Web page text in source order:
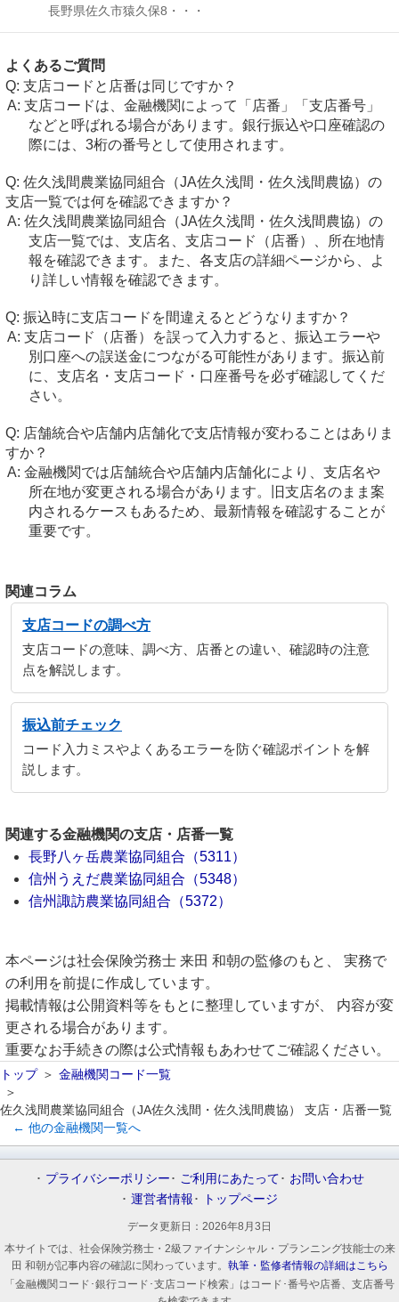
長野県佐久市猿久保8・・・
よくあるご質問
支店コードと店番は同じですか？
支店コードは、金融機関によって「店番」「支店番号」
などと呼ばれる場合があります。銀行振込や口座確認の
際には、3桁の番号として使用されます。
佐久浅間農業協同組合（JA佐久浅間・佐久浅間農協）の
支店一覧では何を確認できますか？
佐久浅間農業協同組合（JA佐久浅間・佐久浅間農協）の
支店一覧では、支店名、支店コード（店番）、所在地情
報を確認できます。また、各支店の詳細ページから、よ
り詳しい情報を確認できます。
振込時に支店コードを間違えるとどうなりますか？
支店コード（店番）を誤って入力すると、振込エラーや
別口座への誤送金につながる可能性があります。振込前
に、支店名・支店コード・口座番号を必ず確認してくだ
さい。
店舗統合や店舗内店舗化で支店情報が変わることはありま
すか？
金融機関では店舗統合や店舗内店舗化により、支店名や
所在地が変更される場合があります。旧支店名のまま案
内されるケースもあるため、最新情報を確認することが
重要です。
関連コラム
支店コードの調べ方
支店コードの意味、調べ方、店番との違い、確認時の注意
点を解説します。
振込前チェック
コード入力ミスやよくあるエラーを防ぐ確認ポイントを解
説します。
関連する金融機関の支店・店番一覧
長野八ヶ岳農業協同組合（5311）
信州うえだ農業協同組合（5348）
信州諏訪農業協同組合（5372）
本ページは社会保険労務士 来田 和朝の監修のもと、 実務で
の利用を前提に作成しています。
掲載情報は公開資料等をもとに整理していますが、 内容が変
更される場合があります。
重要なお手続きの際は公式情報もあわせてご確認ください。
トップ 金融機関コード一覧
佐久浅間農業協同組合（JA佐久浅間・佐久浅間農協） 支店・店番一覧
← 他の金融機関一覧へ
プライバシーポリシー ご利用にあたって
お問い合わせ
運営者情報
トップページ
データ更新日： 2026年8月3日
本サイトでは、社会保険労務士・2級ファイナンシャル・プランニング技能士の来
田 和朝が記事内容の確認に関わっています。 執筆・監修者情報の詳細はこちら
「金融機関コード･銀行コード･支店コード検索」はコード･番号や店番、支店番号